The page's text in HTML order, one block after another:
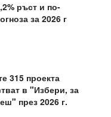
ръст и по-
за 2026 г
315 проекта
в "Избери, за
през 2026 г.